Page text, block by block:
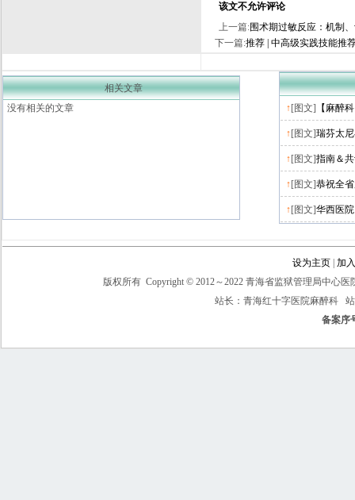
该文不允许评论
上一篇:围术期过敏反应：机制
下一篇:推荐 | 中高级实践技能推
相关文章
没有相关的文章
↑ [图文] 【麻醉
↑ [图文]瑞芬太
↑ [图文]指南＆
↑ [图文]恭祝全
↑ [图文]华西医
设为主页| 加
版权所有 Copyright © 2012～2022 青海省监狱管理局中心
站长：青海红十字医院麻醉科
备案序